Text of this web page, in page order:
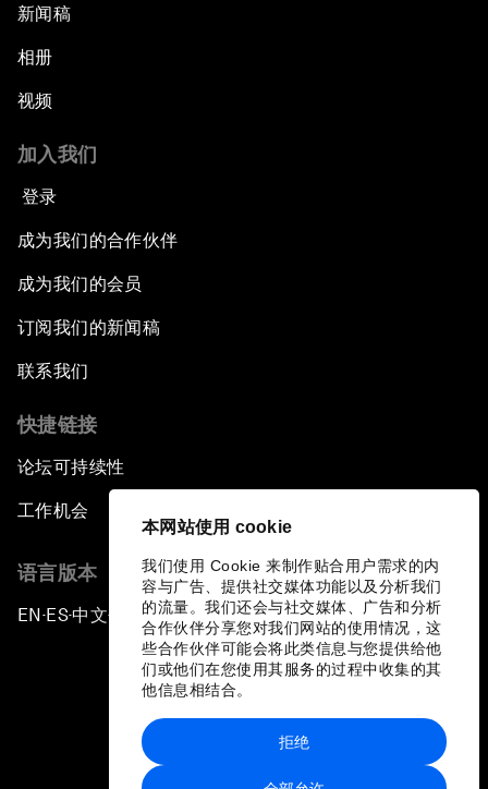
本网站使用 cookie
我们使用 Cookie 来制作贴合用户需求的内
容与广告、提供社交媒体功能以及分析我们
的流量。我们还会与社交媒体、广告和分析
合作伙伴分享您对我们网站的使用情况，这
些合作伙伴可能会将此类信息与您提供给他
们或他们在您使用其服务的过程中收集的其
他信息相结合。
拒绝
新闻稿
相册
视频
加入我们
登录
成为我们的合作伙伴
成为我们的会员
订阅我们的新闻稿
联系我们
快捷链接
论坛可持续性
工作机会
语言版本
EN ▪ES▪中文▪ 日本語